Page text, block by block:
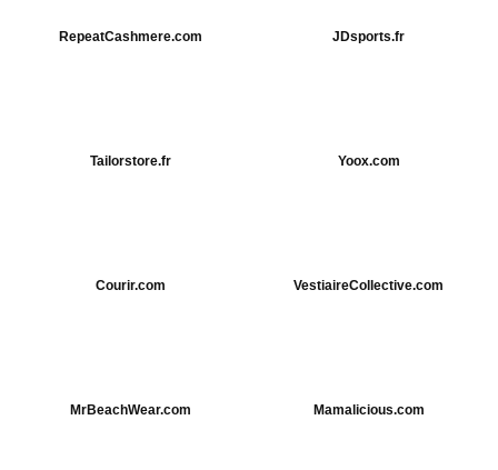
RepeatCashmere.com JDsports.fr
Tailorstore.fr Yoox.com
Courir.com VestiaireCollective.com
MrBeachWear.com Mamalicious.com